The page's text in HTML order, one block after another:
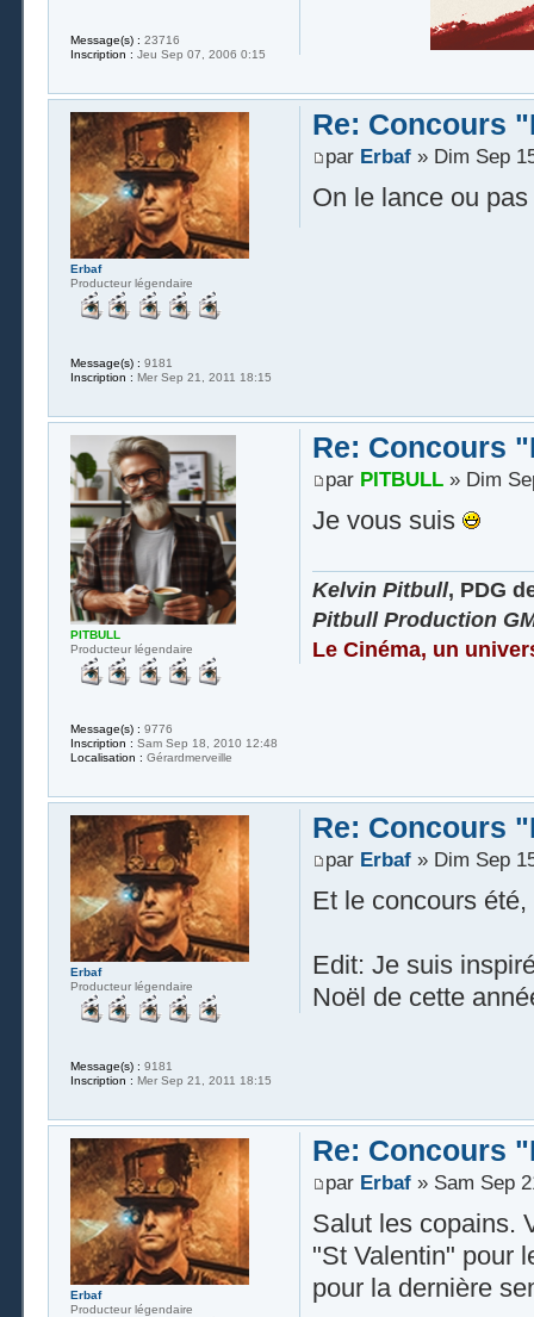
Message(s) : 23716
Inscription : Jeu Sep 07, 2006 0:15
Re: Concours
par Erbaf» Dim Sep
On le lance ou pas
Erbaf
Producteur légendaire
Message(s) : 9181
Inscription : Mer Sep 21, 2011 18:15
Re: Concours
par PITBULL» Dim
Je vous suis
Kelvin Pitbull, PDG
Pitbull Production
Le Cinéma, un
PITBULL
Producteur légendaire
Message(s) : 9776
Inscription : Sam Sep 18, 2010 12:48
Localisation : Gérardmerveille
Re: Concours
par Erbaf» Dim Sep
Et le concours
Edit: Je suis
Noël de cette
Erbaf
Producteur légendaire
Message(s) : 9181
Inscription : Mer Sep 21, 2011 18:15
Re: Concours
par Erbaf» Sam Sep
Salut les copains.
"St Valentin" pour
pour la dernière
Erbaf
Producteur légendaire